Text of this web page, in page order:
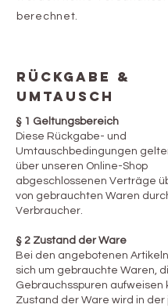
berechnet.
RÜCKGABE &
UMTAUSCH
§ 1 Geltungsbereich
Diese Rückgabe- und
Umtauschbedingungen
über unseren Online-Shop
abgeschlossenen Verträge
von gebrauchten Waren
Verbraucher.
§ 2 Zustand der Ware
Bei den angebotenen
sich um gebrauchte Waren,
Gebrauchsspuren aufweisen
Zustand der Ware wird in der